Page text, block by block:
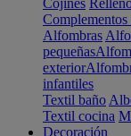
Cojines
Complementos
Alfombras
pequeñas
exterior
infantiles
Textil baño
Textil cocina
Decoración